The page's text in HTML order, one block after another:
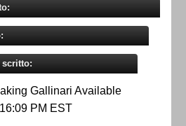
scritto:
Gallinari Available
PM EST